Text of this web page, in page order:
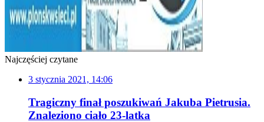
Najczęściej czytane
3 stycznia 2021, 14:06
Tragiczny finał poszukiwań Jakuba Pietrusia.
Znaleziono ciało 23-latka